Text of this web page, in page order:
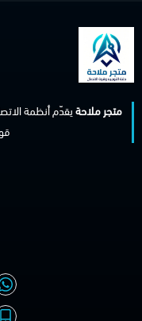
متجر ملاحةيقدّم أنظمة